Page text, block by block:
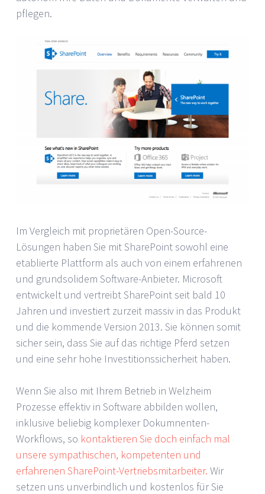
pflegen.
Im Vergleich mit proprietären Open-Source-
Lösungen haben Sie mit SharePoint sowohl eine
etablierte Plattform als auch von einem erfahrenen
und grundsolidem Software-Anbieter. Microsoft
entwickelt und vertreibt SharePoint seit bald 10
Jahren und investiert zurzeit massiv in das Produkt
und die kommende Version 2013. Sie können somit
sicher sein, dass Sie auf das richtige Pferd setzen
und eine sehr hohe Investitionssicherheit haben.
Wenn Sie also mit Ihrem Betrieb in Welzheim
Prozesse effektiv in Software abbilden wollen,
inklusive beliebig komplexer Dokumnenten-
Workflows, so kontaktieren Sie doch einfach mal
unsere sympathischen, kompetenten und
erfahrenen SharePoint-Vertriebsmitarbeiter. Wir
setzen uns unverbindlich und kostenlos für Sie